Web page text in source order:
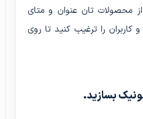
محصولات تان عنوان و متای
کاربران را ترغیب کنید تا روی
بسازید.